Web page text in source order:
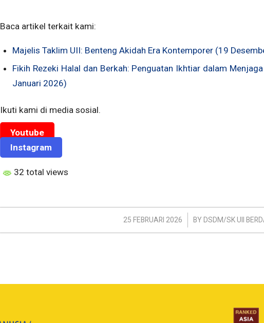
Baca artikel terkait kami:
Majelis Taklim UII: Benteng Akidah Era Kontemporer (19
Fikih Rezeki Halal dan Berkah: Penguatan Ikhtiar dalam
Januari 2026)
Ikuti kami di media sosial.
Youtube
Instagram
32 total views
25 FEBRUARI 2026
/ BY DSDM/SK UII